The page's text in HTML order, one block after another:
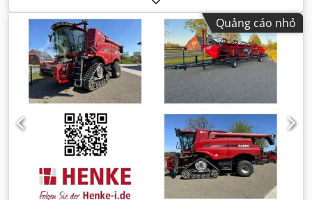
Quảng cáo nhỏ